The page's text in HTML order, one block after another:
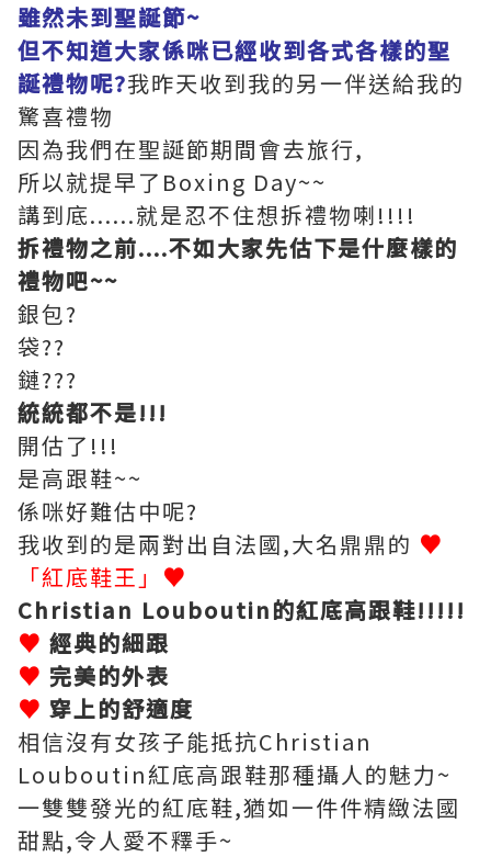
雖然未到聖誕節~
但不知道大家係咪已經收到各式各樣的聖
誕禮物呢?我昨天收到我的另一伴送給我的
驚喜禮物
因為我們在聖誕節期間會去旅行,
所以就提早了Boxing Day~~
講到底......就是忍不住想拆禮物喇!!!!
拆禮物之前....不如大家先估下是什麼樣的
禮物吧~~
銀包?
袋??
鏈???
統統都不是!!!
開估了!!!
是高跟鞋~~
係咪好難估中呢?
我收到的是兩對出自法國,大名鼎鼎的 ♥
「紅底鞋王」 ♥
Christian Louboutin的紅底高跟鞋!!!!!
♥ 經典的細跟
♥ 完美的外表
♥ 穿上的舒適度
相信沒有女孩子能抵抗Christian
Louboutin紅底高跟鞋那種攝人的魅力~
一雙雙發光的紅底鞋,猶如一件件精緻法國
甜點,令人愛不釋手~